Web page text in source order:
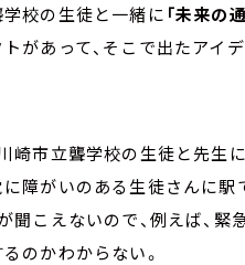
校の生徒と一緒に 「未来の
があって、そこで出たアイ
崎市立聾学校の生徒と先生
障がいのある生徒さんに駅
聞こえないので、例えば、
のかわからない。